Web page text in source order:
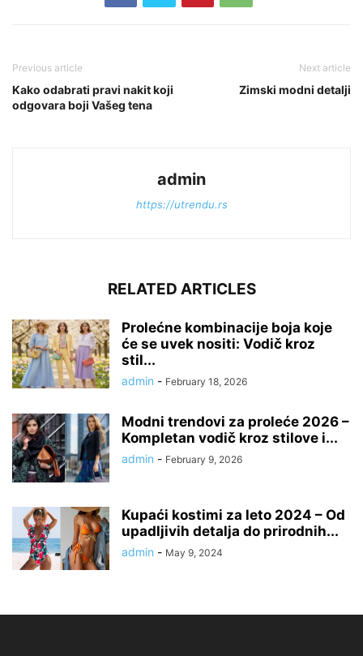
Previous article
Kako odabrati pravi nakit koji
odgovara boji Vašeg tena
Next article
Zimski modni detalji
admin
https://utrendu.rs
RELATED ARTICLES
Prolećne kombinacije boja koje
će se uvek nositi: Vodič kroz
stil...
admin - February 18, 2026
Modni trendovi za proleće 2026 –
Kompletan vodič kroz stilove i...
admin - February 9, 2026
Kupaći kostimi za leto 2024 – Od
upadljivih detalja do prirodnih...
admin - May 9, 2024